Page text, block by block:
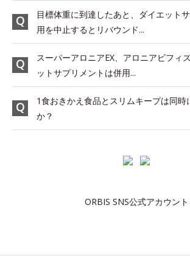
目標体重に到達したあと、ダイエット
用を中止するとリバウンド...
スーパーアロニアEX、アロニアビフィ
ットサプリメントは併用...
1食おきかえ食品とスリムキープは同時
か？
ORBIS SNS公式アカウント